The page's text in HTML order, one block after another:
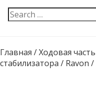
Главная /Ходовая часть
стабилизатора / Ravon /